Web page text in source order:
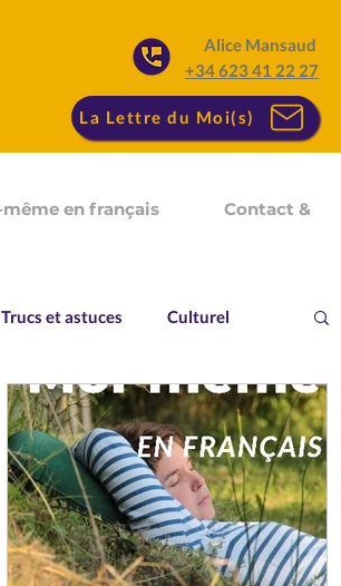
Alice Mansaud
+34 623 41 22 27
La Lettre du Moi(s)
en français Contact &
Trucs et astuces Culturel